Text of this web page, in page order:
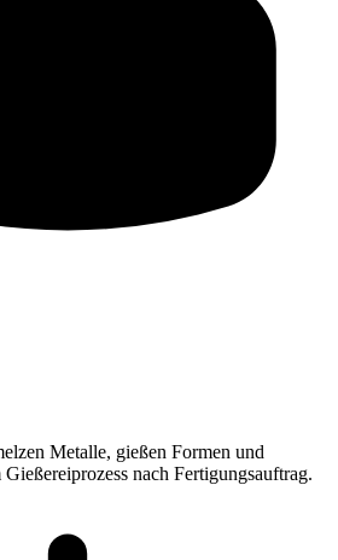
Metalle, gießen Formen und
nach Fertigungsauftrag.